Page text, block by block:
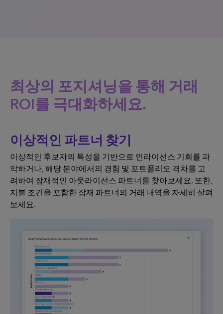
최상의 포지셔닝을 통해 거래
ROI를 극대화하세요.
이상적인 파트너 찾기
이상적인 후보자의 특성을 기반으로 인라이선스 기회를 파
악하거나, 해당 분야에서의 경험 및 포트폴리오 격차를 고
려하여 잠재적인 아웃라이선스 파트너를 찾아보세요. 또한,
지불 조건을 포함한 잠재 파트너의 거래 내역을 자세히 살펴
보세요.